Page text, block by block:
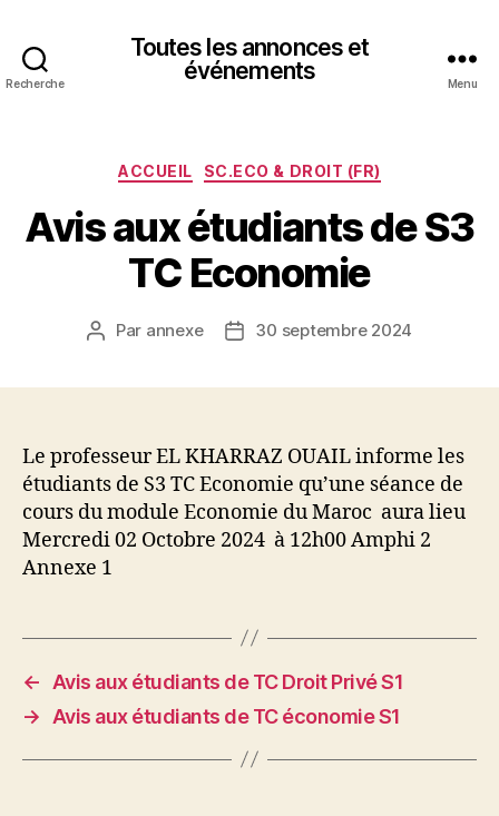
Recherche
Toutes les annonces et
événements
Menu
Catégories
ACCUEIL SC.ECO & DROIT (FR)
Avis aux étudiants de S3
TC Economie
Auteur
Par annexe
Date30 septembre 2024
Le professeur EL KHARRAZ OUAIL informe les
étudiants de S3 TC Economie qu’une séance de
cours du module Economie du Maroc aura lieu
Mercredi 02 Octobre 2024 à 12h00 Amphi 2
Annexe 1
←
Avis aux étudiants de TC Droit Privé S1
→
Avis aux étudiants de TC économie S1